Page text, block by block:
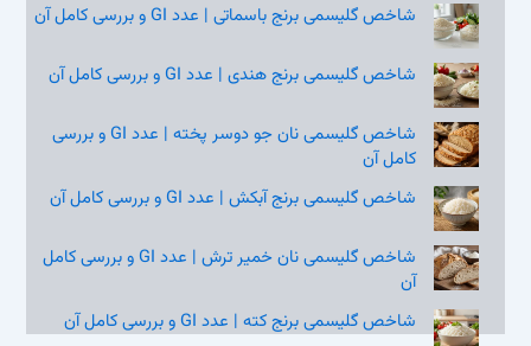
شاخص گلیسمی برنج باسماتی | عدد GI و بررسی کامل آن
شاخص گلیسمی برنج هندی | عدد GI و بررسی کامل آن
شاخص گلیسمی نان جو دوسر پخته | عدد GI و بررسی
کامل آن
شاخص گلیسمی برنج آبکش | عدد GI و بررسی کامل آن
شاخص گلیسمی نان خمیر ترش | عدد GI و بررسی کامل
آن
شاخص گلیسمی برنج کته | عدد GI و بررسی کامل آن